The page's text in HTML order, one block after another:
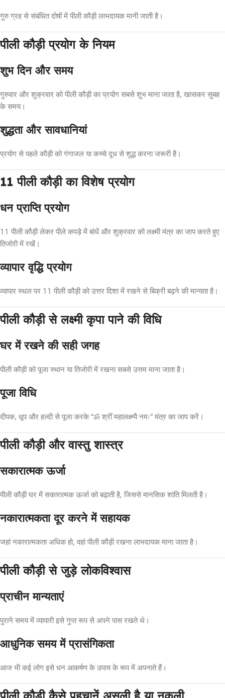
गुरु ग्रह से संबंधित दोषों में पीली कौड़ी लाभदायक मानी जाती है।
पीली कौड़ी प्रयोग के नियम
शुभ दिन और समय
गुरुवार और शुक्रवार को पीली कौड़ी का प्रयोग सबसे शुभ माना जाता है, खासकर सुबह
के समय।
शुद्धता और सावधानियां
प्रयोग से पहले कौड़ी को गंगाजल या कच्चे दूध से शुद्ध करना जरूरी है।
11 पीली कौड़ी का विशेष प्रयोग
धन प्राप्ति प्रयोग
11 पीली कौड़ी लेकर पीले कपड़े में बांधें और शुक्रवार को लक्ष्मी मंत्र का जाप करते हुए
तिजोरी में रखें।
व्यापार वृद्धि प्रयोग
व्यापार स्थल पर 11 पीली कौड़ी को उत्तर दिशा में रखने से बिक्री बढ़ने की मान्यता है।
पीली कौड़ी से लक्ष्मी कृपा पाने की विधि
घर में रखने की सही जगह
पीली कौड़ी को पूजा स्थान या तिजोरी में रखना सबसे उत्तम माना जाता है।
पूजा विधि
दीपक, धूप और हल्दी से पूजा करके “ॐ श्रीं महालक्ष्म्यै नमः” मंत्र का जाप करें।
पीली कौड़ी और वास्तु शास्त्र
सकारात्मक ऊर्जा
पीली कौड़ी घर में सकारात्मक ऊर्जा को बढ़ाती है, जिससे मानसिक शांति मिलती है।
नकारात्मकता दूर करने में सहायक
जहां नकारात्मकता अधिक हो, वहां पीली कौड़ी रखना लाभदायक माना जाता है।
पीली कौड़ी से जुड़े लोकविश्वास
प्राचीन मान्यताएं
पुराने समय में व्यापारी इसे गुप्त रूप से अपने पास रखते थे।
आधुनिक समय में प्रासंगिकता
आज भी कई लोग इसे धन आकर्षण के उपाय के रूप में अपनाते हैं।